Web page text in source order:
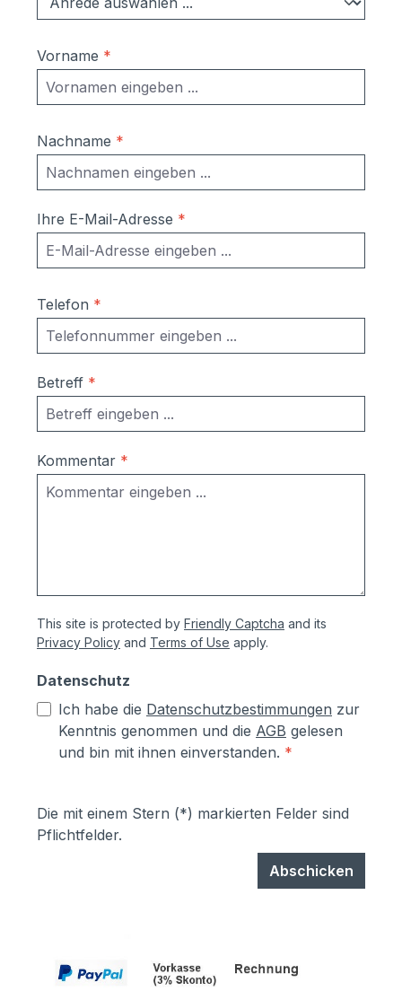
ist kein Reklamationsgrund. Material:
RAL 7016 Anthrazitgrau glatt/matt inkl.
Dübel, Schrauben Maße ohne
Verkleidung:Briefkasten einzeln: 370 x 330
mm (BH); EN13724 konform; geeignet für
DIN A4 Umschläge Maße mit
Verkleidung:Briefkasten einzeln: 370 x 330
x 100 mm (BHT)Einwurfschlitz: 325 x 32
mm (BH); EN13724 konform; geeignet für
DIN A4 Umschläge Sie brauchen mehr
Ihnen ein Angebot. Rufen Sie uns an oder
schicken Sie uns eine E-Mail. Wir melden
uns umgehend bei Ihnen.
Vorname *
Nachname *
Ihre E-Mail-Adresse *
Telefon *
Betreff *
Kommentar *
This site is protected by Friendly Captcha and its
Privacy Policy and Terms of Use apply.
Datenschutz
Ich habe die Datenschutzbestimmungen zur
Kenntnis genommen und die AGB gelesen
und bin mit ihnen einverstanden. *
Die mit einem Stern (*) markierten Felder sind
Pflichtfelder.
Abschicken